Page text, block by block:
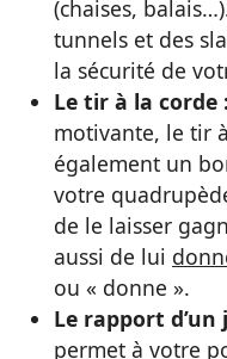
(chaises,
tunnels et des
la sécurité de
Le tir à la corde :
motivante, le tir
également un
votre
de le laisser
aussi de lui
ou « donne ».
Le rapport d’un
permet à votre